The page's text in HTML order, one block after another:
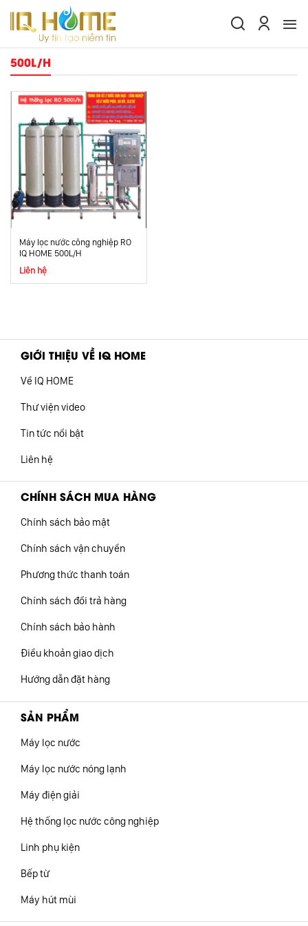
500L/H
Máy lọc nước công nghiệp RO
IQ HOME 500L/H
Liên hệ
GIỚI THIỆU VỀ IQ HOME
Về IQ HOME
Thư viện video
Tin tức nổi bật
Liên hệ
CHÍNH SÁCH MUA HÀNG
Chính sách bảo mật
Chính sách vận chuyển
Phương thức thanh toán
Chính sách đổi trả hàng
Chính sách bảo hành
Điều khoản giao dịch
Hướng dẫn đặt hàng
SẢN PHẨM
Máy lọc nước
Máy lọc nước nóng lạnh
Máy điện giải
Hệ thống lọc nước công nghiệp
Linh phụ kiện
Bếp từ
Máy hút mùi